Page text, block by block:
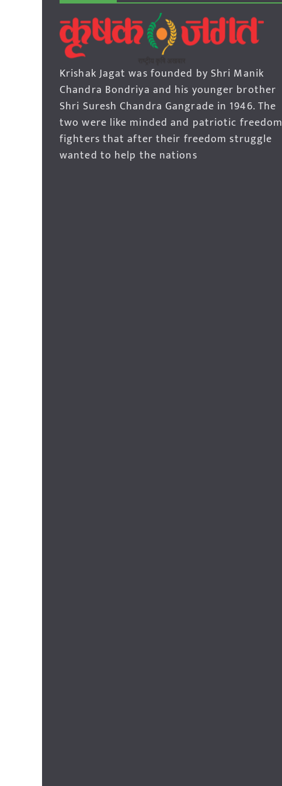
Krishak Jagat was founded by Shri Manik
Chandra Bondriya and his younger brother
Shri Suresh Chandra Gangrade in 1946. The
two were like minded and patriotic freedom
fighters that after their freedom struggle
wanted to help the nations